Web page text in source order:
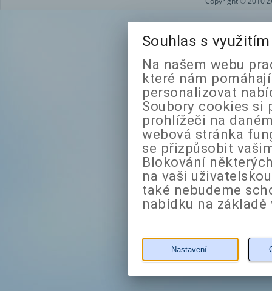
Souhlas s
Na našem webu
které nám
personalizovat
Soubory cookies si
prohlížeči na
webová stránka
se přizpůsobit
Blokování
na vaši
také nebudeme
nabídku na
Nastavení